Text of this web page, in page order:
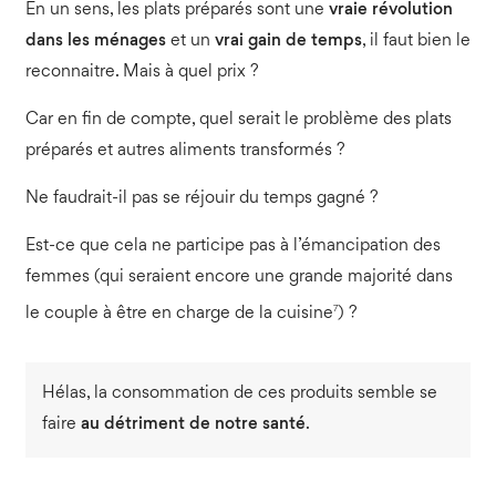
En un sens, les plats préparés sont une vraie révolution
dans les ménageset un vrai gain de temps, il faut bien le
reconnaitre. Mais à quel prix ?
Car en fin de compte, quel serait le problème des plats
préparés et autres aliments transformés ?
Ne faudrait-il pas se réjouir du temps gagné ?
Est-ce que cela ne participe pas à l’émancipation des
femmes (qui seraient encore une grande majorité dans
le couple à être en charge de la cuisine7 ) ?
Hélas, la consommation de ces produits semble se
faire au détriment de notre santé.